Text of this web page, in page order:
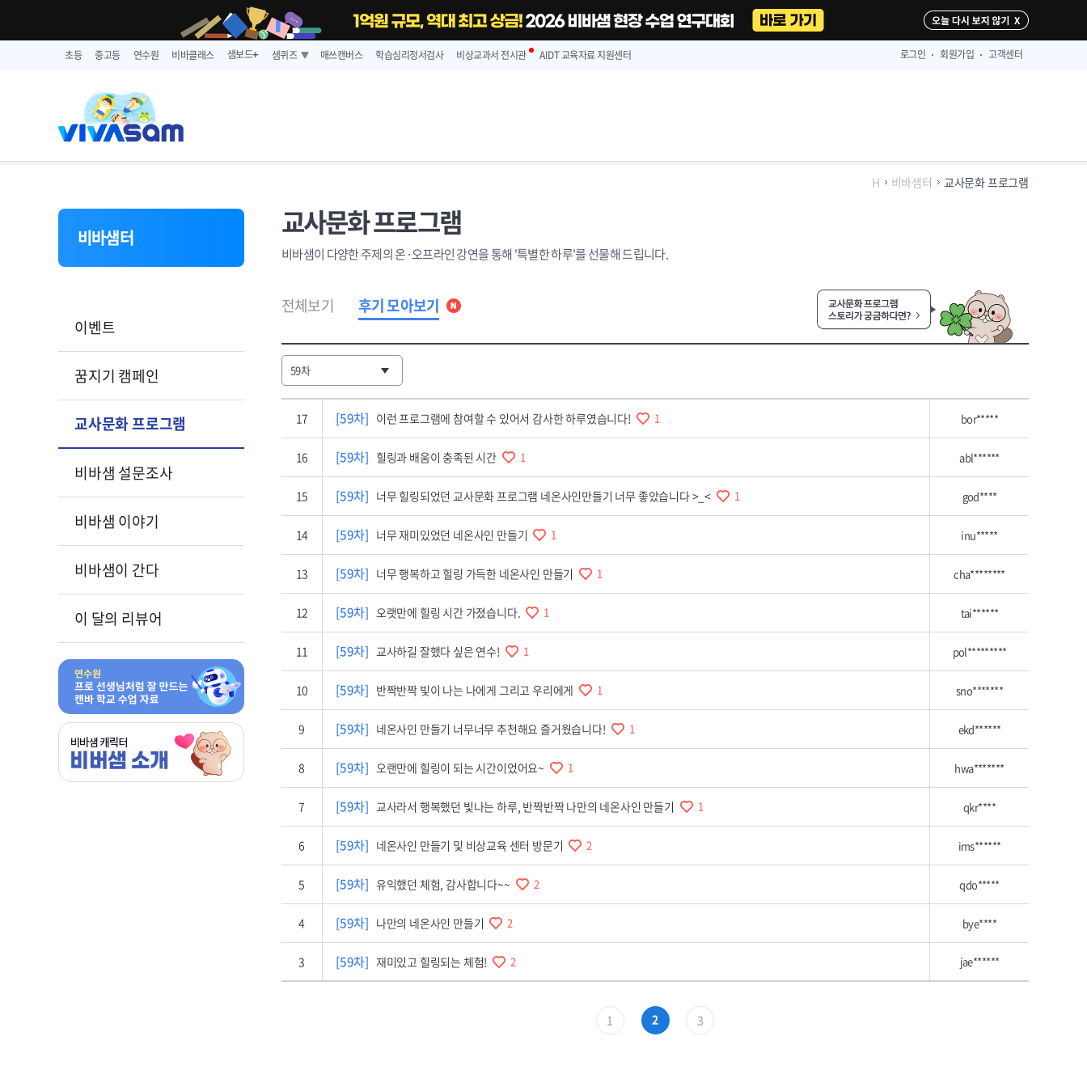
다시 보지 않기
초등 중고등 연수원 비바클래스 샘보드➕ 샘퀴즈 매쓰캔버스 학습심리정서검사 비상교과서 전시관 AIDT 교육자료 지원센터 로그인 회원가입 고객센터
비바샘터
이벤트
꿈지기 캠페인
교사문화 프로그램
비바샘 설문조사
비바샘 이야기
비바샘이 간다
이 달의 리뷰어
H 비바샘터 교사문화 프로그램
교사문화 프로그램
비바샘이 다양한 주제의 온·오프라인 강연을 통해 '특별한 하루'를 선물해 드립니다.
전체보기 후기 모아보기
59차
17 [59차] 이런 프로그램에 참여할 수 있어서 감사한 하루였습니다! 1 bor*****
16 [59차] 힐링과 배움이 충족된 시간 1 abl******
15 [59차] 너무 힐링되었던 교사문화 프로그램 네온사인만들기 너무 좋았습니다 >_< 1 god****
14 [59차] 너무 재미있었던 네온사인 만들기 1 inu*****
13 [59차] 너무 행복하고 힐링 가득한 네온사인 만들기 1 cha********
12 [59차] 오랫만에 힐링 시간 가졌습니다. 1 tai******
11 [59차] 교사하길 잘했다 싶은 연수! 1 pol*********
10 [59차] 반짝반짝 빛이 나는 나에게 그리고 우리에게 1 sno*******
9 [59차] 네온사인 만들기 너무너무 추천해요 즐거웠습니다! 1 ekd******
8 [59차] 오랜만에 힐링이 되는 시간이었어요~ 1 hwa*******
7 [59차] 교사라서 행복했던 빛나는 하루, 반짝반짝 나만의 네온사인 만들기 1 qkr****
6 [59차] 네온사인 만들기 및 비상교육 센터 방문기 2 ims******
5 [59차] 유익했던 체험, 감사합니다~~ 2 qdo*****
4 [59차] 나만의 네온사인 만들기 2 bye****
3 [59차] 재미있고 힐링되는 체험! 2 jae******
1 2 3